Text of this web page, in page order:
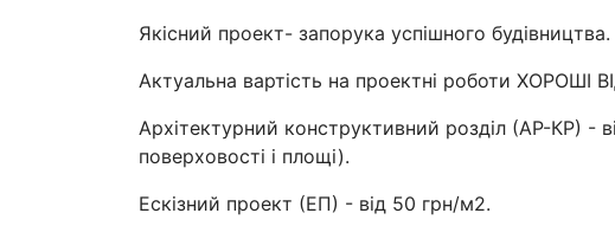
Якісний проект- запорука успішного будівництва.
Актуальна вартість на проектні роботи ХОРОШІ
Архітектурний конструктивний розділ (АР-КР) -
поверховості і площі).
Ескізний проект (ЕП) - від 50 грн/м2.